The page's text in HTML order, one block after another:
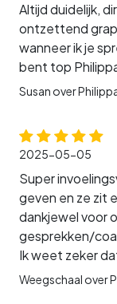
Altijd duidelijk,
ontzettend
wanneer ik je
bent top
Susan over
2025-05-05
Super
geven en ze zit
dankjewel voor
gesprekken/
Ik weet zeker
Weegschaal over